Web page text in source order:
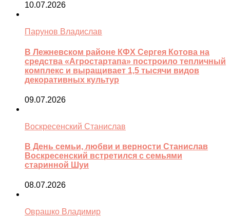
10.07.2026
Парунов Владислав
В Лежневском районе КФХ Сергея Котова на
средства «Агростартапа» построило тепличный
комплекс и выращивает 1,5 тысячи видов
декоративных культур
09.07.2026
Воскресенский Станислав
В День семьи, любви и верности Станислав
Воскресенский встретился с семьями
старинной Шуи
08.07.2026
Оврашко Владимир